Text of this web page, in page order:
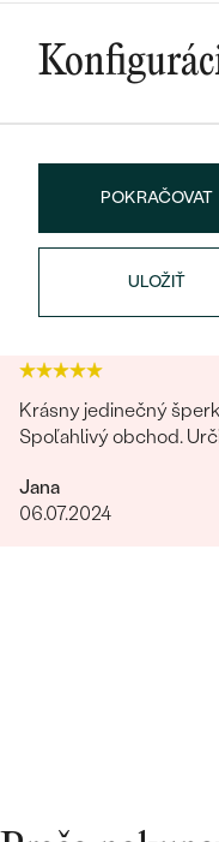
POKRAČOVAT
ULOŽIŤ
Heuréka
4.9
Krásny jedinečný
Spoľahlivý obchod.
Jana
06.07.2024